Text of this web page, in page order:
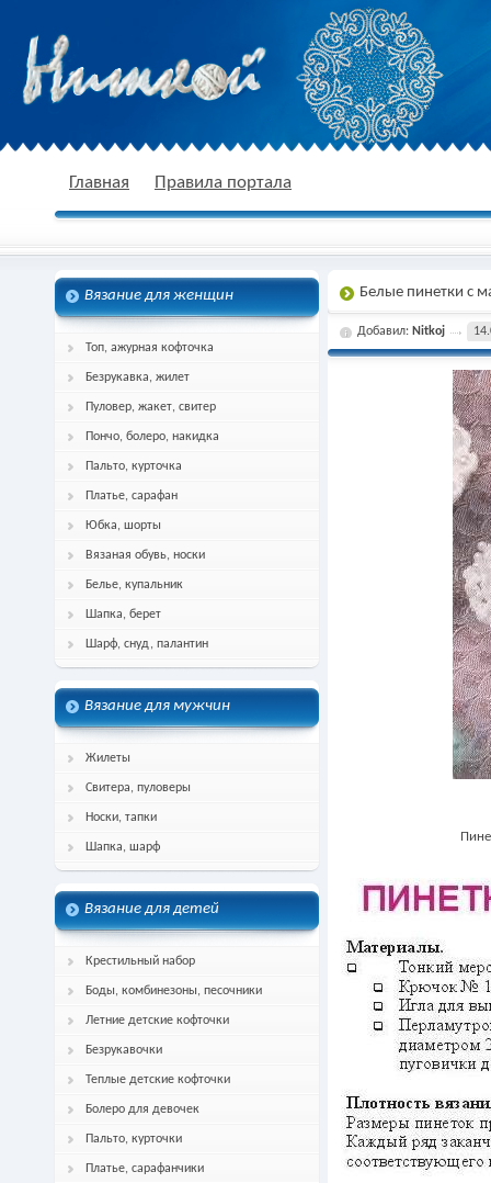
спицами, схема и описание
Главная Правила портала
Вязание для женщин
Топ, ажурная кофточка
Безрукавка, жилет
Пуловер, жакет, свитер
Пончо, болеро, накидка
Пальто, курточка
Платье, сарафан
Юбка, шорты
Вязаная обувь, носки
Белье, купальник
Шапка, берет
Шарф, снуд, палантин
Вязание для мужчин
Жилеты
Свитера, пуловеры
Носки, тапки
Шапка, шарф
Вязание для детей
Крестильный набор
Боды, комбинезоны, песочники
Летние детские кофточки
Безрукавочки
Теплые детские кофточки
Болеро для девочек
Пальто, курточки
Платье, сарафанчики
Белые пинетки с
Добавил: Nitkoj